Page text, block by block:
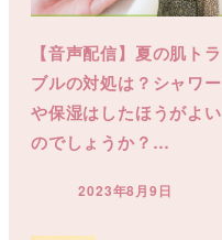
【音声配信】夏の肌トラ
ブルの対処は？シャワー
や保湿はしたほうがよい
のでしょうか？…
投稿日
2023年8月9日